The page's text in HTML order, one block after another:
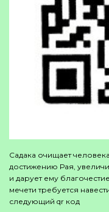
Садака очищает
достижению Рая,
и дарует ему
мечети требуется
следующий qr код